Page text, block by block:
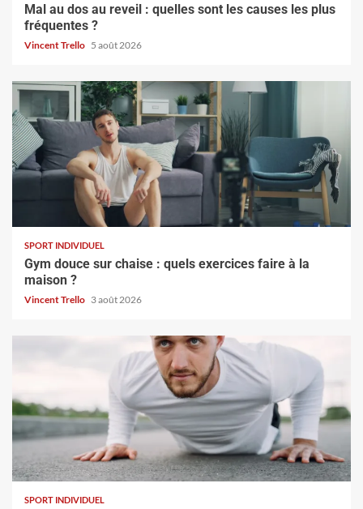
Mal au dos au reveil : quelles sont les causes les plus
fréquentes ?
Vincent Trello 5 août 2026
SPORT INDIVIDUEL
Gym douce sur chaise : quels exercices faire à la
maison ?
Vincent Trello 3 août 2026
SPORT INDIVIDUEL